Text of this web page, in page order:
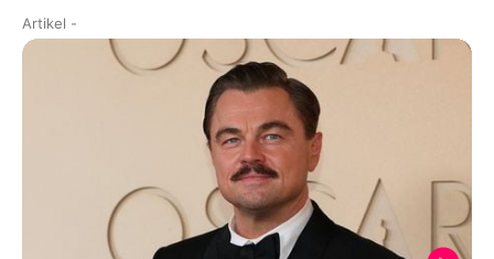
Artikel -